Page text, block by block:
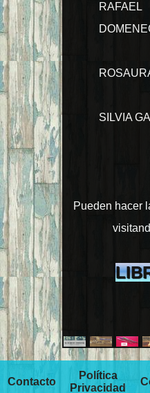
SILVIA
Pueden hacer
Contacto
Política
Privacidad